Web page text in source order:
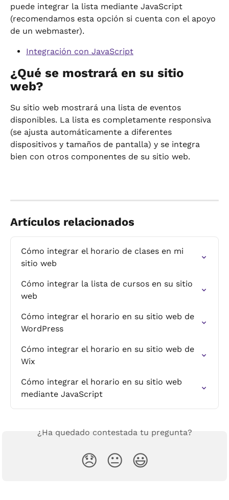
puede integrar la lista mediante JavaScript
(recomendamos esta opción si cuenta con el apoyo
de un webmaster).
Integración con JavaScript
¿Qué se mostrará en su sitio
web?
Su sitio web mostrará una lista de eventos
disponibles. La lista es completamente responsiva
(se ajusta automáticamente a diferentes
dispositivos y tamaños de pantalla) y se integra
bien con otros componentes de su sitio web.
Artículos relacionados
Cómo integrar el horario de clases en mi
sitio web
Cómo integrar la lista de cursos en su sitio
web
Cómo integrar el horario en su sitio web de
WordPress
Cómo integrar el horario en su sitio web de
Wix
Cómo integrar el horario en su sitio web
mediante JavaScript
¿Ha quedado contestada tu pregunta?
😞 😐 😃